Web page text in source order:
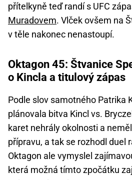
přítelkyně teď randí s UFC
Muradovem. Vlček ovšem na
v těle nakonec nenastoupí.
Oktagon 45: Štvanice
o Kincla a titulový zápas
Podle slov samotného Patrika
plánovala bitva Kincl vs.
karet nehrály okolnosti a
přípravu, a tak se rozhodl duel
Oktagon ale vymyslel
která možná tímto zpočátku